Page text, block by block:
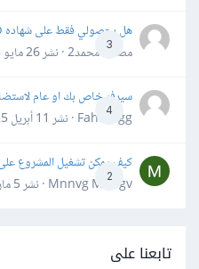
3
هل بحصولي فقط على شهاده ccna &ccnp ساجد عمل
مصعب محمد2 · نشر
26 مايو 2025
4
سيرفر خاص بك او عام
Fahd Ggg · نشر
11 أبريل 2025
2
كيف يمكن تشغيل المشروع
Mnnvg Mnbgv · نشر
5 مارس 2025
تابعنا على